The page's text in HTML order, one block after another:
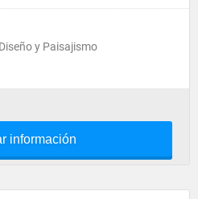
y Paisajismo
información